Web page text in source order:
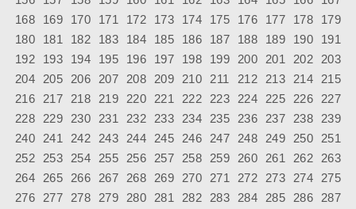
168
169 170 171 172 173 174 175 176 177 178
179
180
181 182 183 184 185 186 187 188 189 190
191
192
193 194 195 196 197 198 199 200 201 202
203
204
205 206 207 208 209 210 211 212 213 214
215
216
217 218 219 220 221 222 223 224 225 226
227
228
229 230 231 232 233 234 235 236 237 238
239
240
241 242 243 244 245 246 247 248 249 250
251
252
253 254 255 256 257 258 259 260 261 262
263
264
265 266 267 268 269 270 271 272 273 274
275
276
277 278 279 280 281 282 283 284 285 286
287